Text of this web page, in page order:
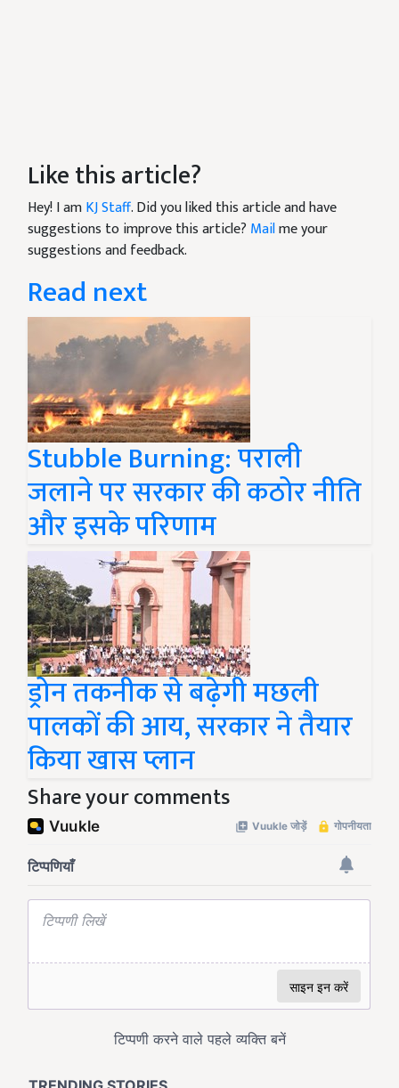
Like this article?
Hey! I amKJ Staff. Did you liked this article and have
suggestions to improve this article? Mailme your
suggestions and feedback.
Read next
Stubble Burning: पराली
जलाने पर सरकार की कठोर नीति
और इसके परिणाम
ड्रोन तकनीक से बढ़ेगी मछली
पालकों की आय, सरकार ने तैयार
किया खास प्लान
Share your comments